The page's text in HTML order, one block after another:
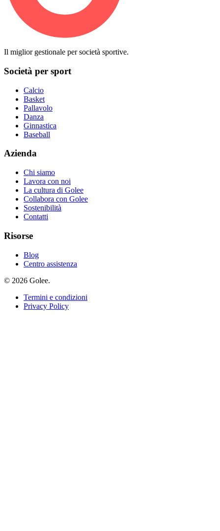
Il miglior gestionale per società sportive.
Società per sport
Calcio
Basket
Pallavolo
Danza
Ginnastica
Baseball
Azienda
Chi siamo
Lavora con noi
La cultura di Golee
Collabora con Golee
Sostenibilità
Contatti
Risorse
Blog
Centro assistenza
© 2026 Golee.
Termini e condizioni
Privacy Policy